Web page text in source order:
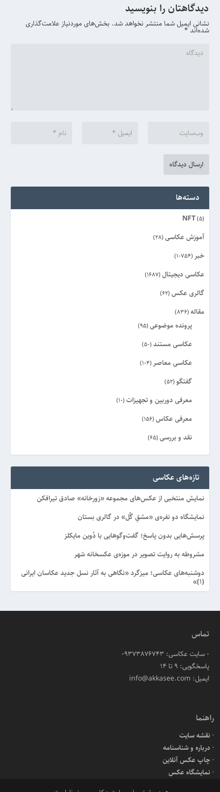
دیدگاهتان را بنویسید
نشانی ایمیل شما منتشر نخواهد شد. بخش‌های موردنیاز علامت‌گذاری
شده‌اند*
دسته‌ها
NFT(5)
آموزش عکاسی (28)
خبر (10754)
عکاسی دیجیتال (1687)
گالری عکس (62)
مقاله (836)
پرونده موضوعی (95)
عکاسی مستند (50)
عکاسی معاصر (104)
گفتگو (52)
معرفی دوربین و تجهیزات (10)
معرفی عکاس (156)
نقد و بررسی (65)
تازه‌های عکاسی
نمایش منتخبی از عکس‌های مجموعه «زورخانه» صادق تیرافکن
نمایشگاه دو نفره‌ی «مشقِ گُل» در گالری بستان
پرسش‌هایی بدون پاسخ؛ گفت‌وگوهایی با دُوین مایکلز
مشروطه به روایت تصویر در موزه‌ی عکسخانه شهر
دوشنبه‌های عکاسی؛ میزگرد «نگاهی به آثار نسل جدید عکاسان ایرانی
(۱)»
تماس
- سایت عکاسی: 09373876743
پاسخگویی: ۹ تا ۱۴
ایمیل: info@akkasee.com
راهنما
نقشه سایت
درباره و شناسنامه
چاپ عکس آنلاین
نمایشگاه عکس